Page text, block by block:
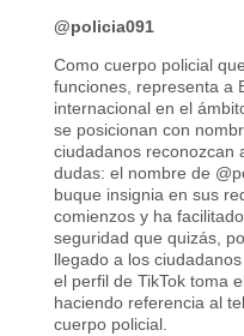
@policia091
Como cuerpo policial
funciones, representa a
internacional en el
se posicionan con
ciudadanos reconozcan
dudas: el nombre de
buque insignia en sus
comienzos y ha
seguridad que quizás,
llegado a los
el perfil de TikTok toma
haciendo referencia al
cuerpo policial.